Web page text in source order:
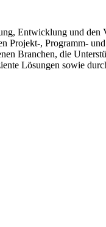
Entwicklung und
Projekt-, Programm-
Branchen, die
Lösungen sowie